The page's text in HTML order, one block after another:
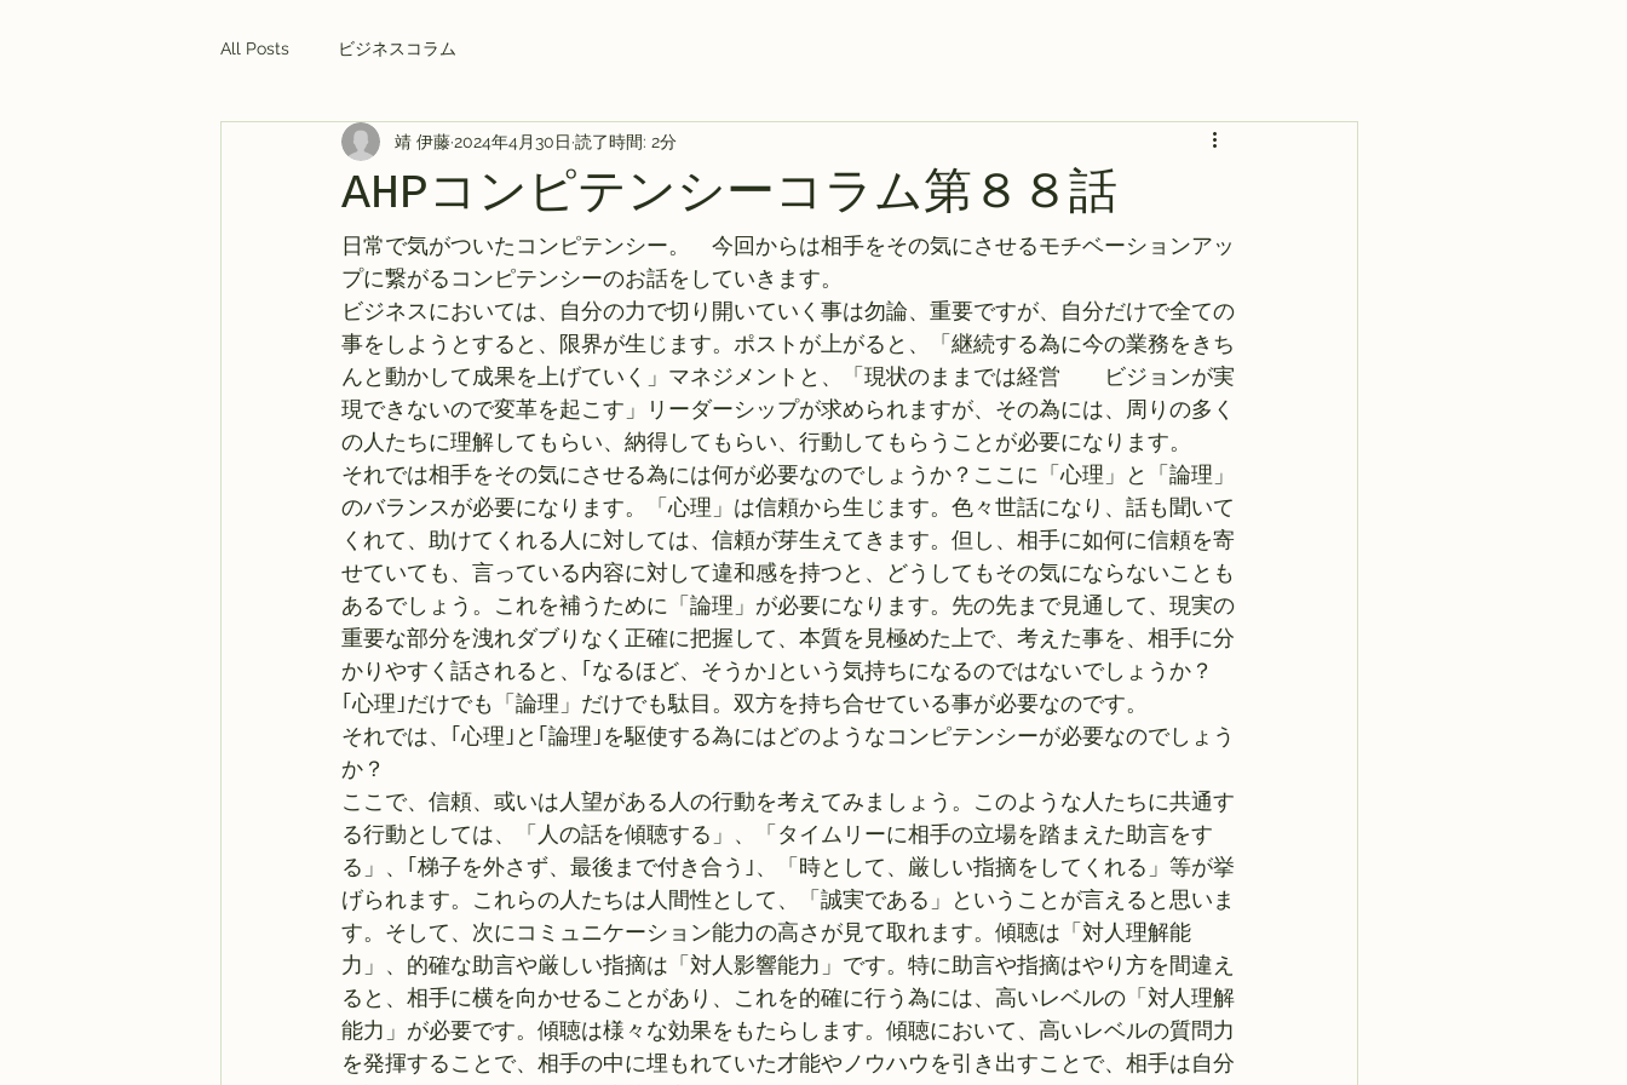
All Posts ビジネスコラム
AHPコンピテンシーコラム第８８話
靖 伊藤2024年4月30日 読了時間: 2分
日常で気がついたコンピテンシー。　今回からは相手をその気にさせるモチベーションアッ
プに繋がるコンピテンシーのお話をしていきます。
ビジネスにおいては、自分の力で切り開いていく事は勿論、重要ですが、自分だけで全ての
事をしようとすると、限界が生じます。ポストが上がると、「継続する為に今の業務をきち
んと動かして成果を上げていく」マネジメントと、「現状のままでは経営　　ビジョンが実
現できないので変革を起こす」リーダーシップが求められますが、その為には、周りの多く
の人たちに理解してもらい、納得してもらい、行動してもらうことが必要になります。
それでは相手をその気にさせる為には何が必要なのでしょうか？ここに「心理」と「論理」
のバランスが必要になります。「心理」は信頼から生じます。色々世話になり、話も聞いて
くれて、助けてくれる人に対しては、信頼が芽生えてきます。但し、相手に如何に信頼を寄
せていても、言っている内容に対して違和感を持つと、どうしてもその気にならないことも
あるでしょう。これを補うために「論理」が必要になります。先の先まで見通して、現実の
重要な部分を洩れダブりなく正確に把握して、本質を見極めた上で、考えた事を、相手に分
かりやすく話されると、｢なるほど、そうか｣という気持ちになるのではないでしょうか？
｢心理｣だけでも「論理」だけでも駄目。双方を持ち合せている事が必要なのです。
それでは、｢心理｣と｢論理｣を駆使する為にはどのようなコンピテンシーが必要なのでしょう
か？
ここで、信頼、或いは人望がある人の行動を考えてみましょう。このような人たちに共通す
る行動としては、「人の話を傾聴する」、「タイムリーに相手の立場を踏まえた助言をす
る」、｢梯子を外さず、最後まで付き合う｣、「時として、厳しい指摘をしてくれる」等が挙
げられます。これらの人たちは人間性として、「誠実である」ということが言えると思いま
す。そして、次にコミュニケーション能力の高さが見て取れます。傾聴は「対人理解能
力」、的確な助言や厳しい指摘は「対人影響能力」です。特に助言や指摘はやり方を間違え
ると、相手に横を向かせることがあり、これを的確に行う為には、高いレベルの「対人理解
能力」が必要です。傾聴は様々な効果をもたらします。傾聴において、高いレベルの質問力
を発揮することで、相手の中に埋もれていた才能やノウハウを引き出すことで、相手は自分